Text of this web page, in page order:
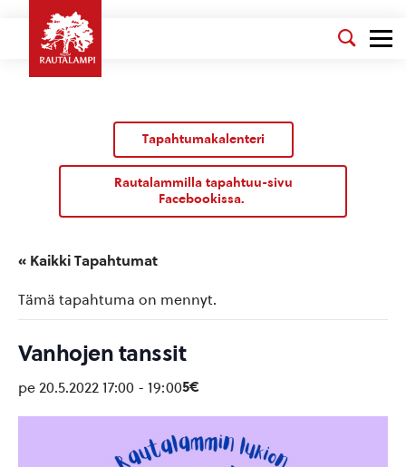
Tapahtumakalenteri
Rautalammilla tapahtuu-sivu
Facebookissa.
« Kaikki Tapahtumat
Tämä tapahtuma on mennyt.
Vanhojen tanssit
pe 20.5.2022 17:00 - 19:005€